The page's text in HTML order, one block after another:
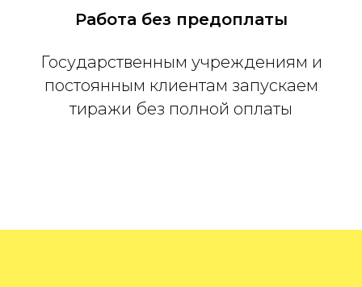
Работа без предоплаты
Государственным учреждениям и
постоянным клиентам запускаем
тиражи без полной оплаты